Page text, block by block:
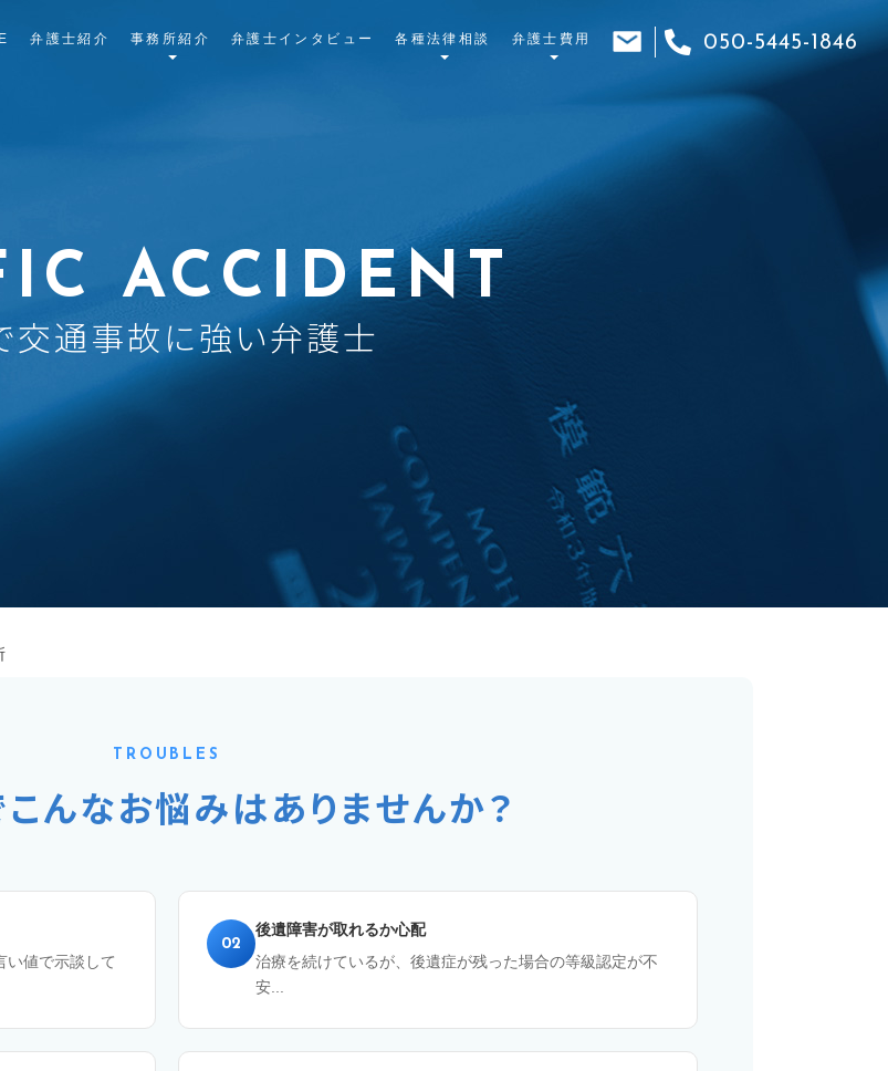
弁護士紹介 事務所紹介 弁護士インタビュー 各種法律相談 弁護士費用 050-5445-1846
ACCIDENT
交通事故に強い弁護士
TROUBLES
んなお悩みはありませんか？
い値で示談して
02
後遺障害が取れるか心配
治療を続けているが、後遺症が残った場合の等級認定が不
安...